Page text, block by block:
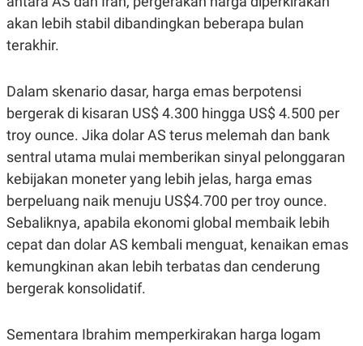
akan lebih stabil dibandingkan beberapa bulan
terakhir.
Dalam skenario dasar, harga emas berpotensi
bergerak di kisaran US$ 4.300 hingga US$ 4.500 per
troy ounce. Jika dolar AS terus melemah dan bank
sentral utama mulai memberikan sinyal pelonggaran
kebijakan moneter yang lebih jelas, harga emas
berpeluang naik menuju US$4.700 per troy ounce.
Sebaliknya, apabila ekonomi global membaik lebih
cepat dan dolar AS kembali menguat, kenaikan emas
kemungkinan akan lebih terbatas dan cenderung
bergerak konsolidatif.
Sementara Ibrahim memperkirakan harga logam